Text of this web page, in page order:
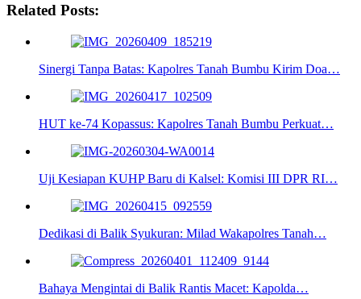
Related Posts:
Sinergi Tanpa Batas: Kapolres Tanah Bumbu Kirim Doa…
HUT ke-74 Kopassus: Kapolres Tanah Bumbu Perkuat…
Uji Kesiapan KUHP Baru di Kalsel: Komisi III DPR RI…
Dedikasi di Balik Syukuran: Milad Wakapolres Tanah…
Bahaya Mengintai di Balik Rantis Macet: Kapolda…